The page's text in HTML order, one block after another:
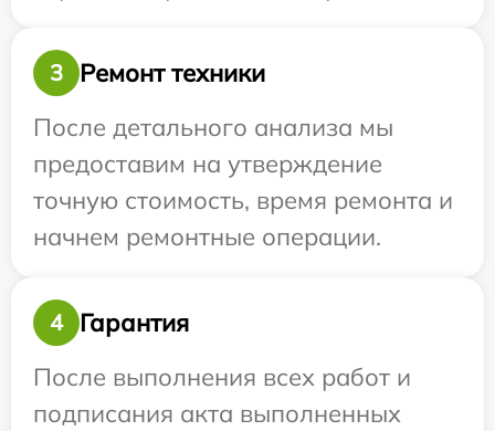
3
Ремонт техники
После детального анализа мы
предоставим на утверждение
точную стоимость, время ремонта и
начнем ремонтные операции.
4
Гарантия
После выполнения всех работ и
подписания акта выполненных